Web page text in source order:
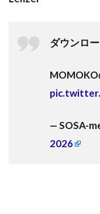
ダウンロ
MOMOKO
— SOSA-
2026